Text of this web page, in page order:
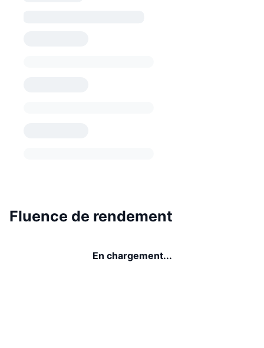
Fluence de rendement
En chargement...